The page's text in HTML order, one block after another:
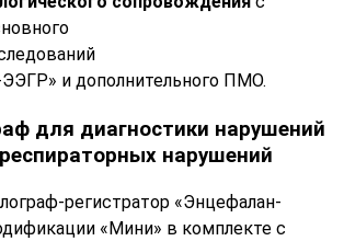
и дополнительного ПМО.
для диагностики нарушений
нарушений
регистратор «Энцефалан-
«Мини» в комплекте с